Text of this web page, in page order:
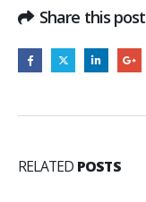
Share this post
RELATED POSTS